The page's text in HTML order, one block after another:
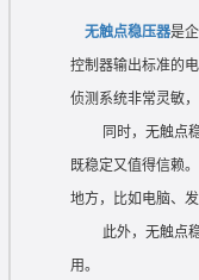
无触点稳压器是
控制器输出标准的
侦测系统非常灵敏
同时，无触点稳
既稳定又值得信赖
地方，比如电脑、
此外，无触点稳
用。